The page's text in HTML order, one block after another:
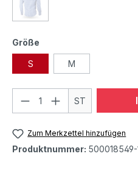
Größe
S M
ST
Zum Merkzettel hinzufügen
Produktnummer: 500018549-